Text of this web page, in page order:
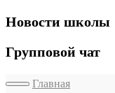
Новости школы
Групповой чат
Главная